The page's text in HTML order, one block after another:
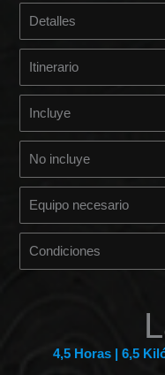
Detalles
Itinerario
Incluye
No incluye
Equipo necesario
Condiciones
4,5 Horas | 6,5